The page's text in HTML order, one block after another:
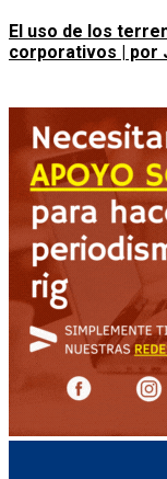
El uso de los
corporativos | por